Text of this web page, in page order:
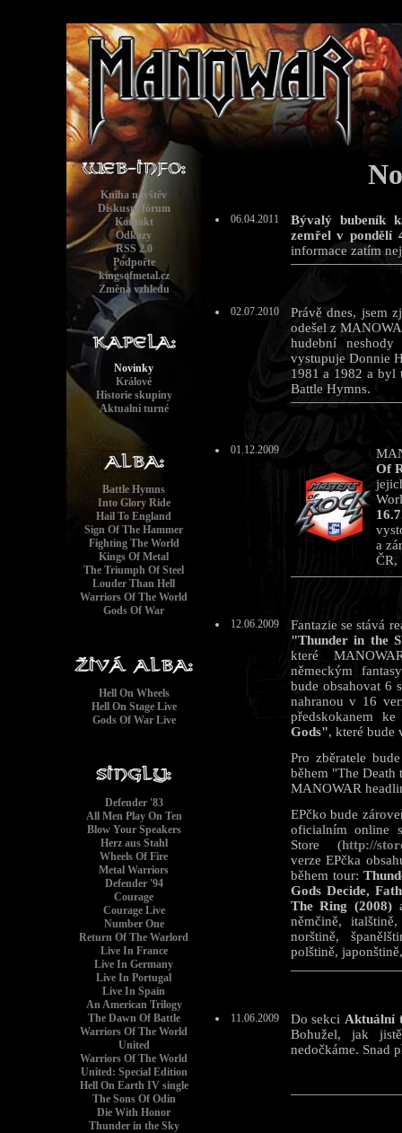
Kniha návštěv
Diskusní fórum
Kontakt
Odkazy
RSS 2.0
Podpořte
kingsofmetal.cz
Změna vzhledu
Novinky
Králové
Historie skupiny
Aktualní turné
Battle Hymns
Into Glory Ride
Hail To England
Sign Of The Hammer
Fighting The World
Kings Of Metal
The Triumph Of Steel
Louder Than Hell
Warriors Of The World
Gods Of War
Hell On Wheels
Hell On Stage Live
Gods Of War Live
Defender '83
All Men Play On Ten
Blow Your Speakers
Herz aus Stahl
Wheels Of Fire
Metal Warriors
Defender '94
Courage
Courage Live
Number One
Return Of The Warlord
Live In France
Live In Germany
Live In Portugal
Live In Spain
An American Trilogy
The Dawn Of Battle
Warriors Of The World
United
Warriors Of The World
United: Special Edition
Hell On Earth IV single
The Sons Of Odin
Die With Honor
Thunder in the Sky
06.04.2011
Bývalý bubeník
zemřel v pondělí
informace zatím
02.07.2010
Právě dnes, jsem
odešel z
hudební
vystupuje Donnie
1981 a 1982 a byl
Battle Hymns.
01.12.2009
Of
a
ČR,
12.06.2009
Fantazie se stává
"Thunder in the
které
německým
bude obsahovat 6
nahranou v 16
předskokanem
Gods", které bude
Pro zběratele
během "The
MANOWAR
EPčko bude
oficialním online
Store (http://
verze EPčka
během tour:
Gods Decide,
The Ring (2008)
němčině,
norštině,
polštině,
11.06.2009 Do sekciAktuální
Bohužel, jak
nedočkáme. Snad